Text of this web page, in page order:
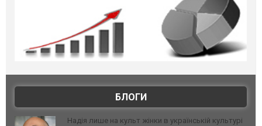
БЛОГИ
Надія лише на культ жінки в українській культурі